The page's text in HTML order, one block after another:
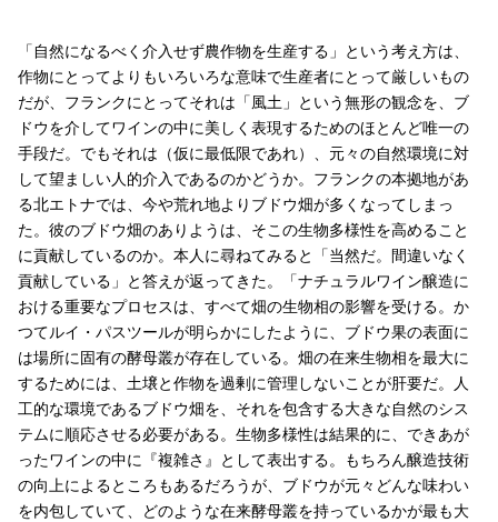
「自然になるべく介入せず農作物を生産する」という考え方は、
作物にとってよりもいろいろな意味で生産者にとって厳しいもの
だが、フランクにとってそれは「風土」という無形の観念を、ブ
ドウを介してワインの中に美しく表現するためのほとんど唯一の
手段だ。でもそれは（仮に最低限であれ）、元々の自然環境に対
して望ましい人的介入であるのかどうか。フランクの本拠地があ
る北エトナでは、今や荒れ地よりブドウ畑が多くなってしまっ
た。彼のブドウ畑のありようは、そこの生物多様性を高めること
に貢献しているのか。本人に尋ねてみると「当然だ。間違いなく
貢献している」と答えが返ってきた。「ナチュラルワイン醸造に
おける重要なプロセスは、すべて畑の生物相の影響を受ける。か
つてルイ・パスツールが明らかにしたように、ブドウ果の表面に
は場所に固有の酵母叢が存在している。畑の在来生物相を最大に
するためには、土壌と作物を過剰に管理しないことが肝要だ。人
工的な環境であるブドウ畑を、それを包含する大きな自然のシス
テムに順応させる必要がある。生物多様性は結果的に、できあが
ったワインの中に『複雑さ』として表出する。もちろん醸造技術
の向上によるところもあるだろうが、ブドウが元々どんな味わい
を内包していて、どのような在来酵母叢を持っているかが最も大